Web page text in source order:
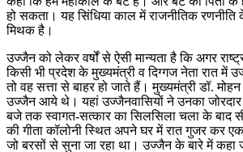
हो सकता। यह सिंधिया काल में राजनीतिक
मिथक है।
उज्जैन को लेकर वर्षों से ऐसी मान्यता है कि अगर
किसी भी प्रदेश के मुख्यमंत्री व दिग्गज नेता रात में
तो वह सत्ता से बाहर हो जाते हैं। मुख्यमंत्री डॉ.
उज्जैन आये थे। यहां उज्जैनवासियों ने उनका जोरदार
बजे तक स्वागत-सत्कार का सिलसिला चला के बाद
की गीता कॉलोनी स्थित अपने घर में रात गुजर कर
जो बरसों से सुना जा रहा था। उज्जैन के बारे में कहा